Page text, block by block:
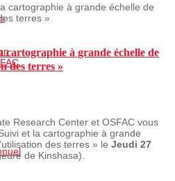
cartographie à grande échelle de
des terres »
Research Center et OSFAC vous
et la cartographie à grande
des terres » le Jeudi 27
de Kinshasa).